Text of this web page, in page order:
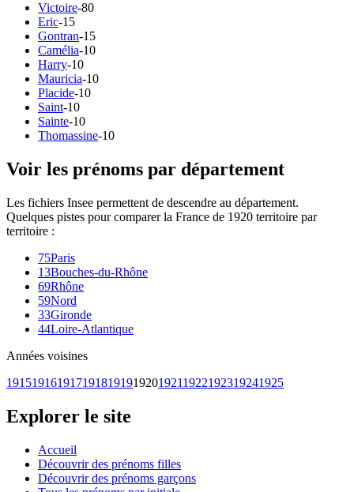
Victoire-80
Eric-15
Gontran-15
Camélia-10
Harry-10
Mauricia-10
Placide-10
Saint-10
Sainte-10
Thomassine-10
Voir les prénoms par département
Les fichiers Insee permettent de descendre au département.
Quelques pistes pour comparer la France de 1920 territoire par
territoire :
75Paris
13Bouches-du-Rhône
69Rhône
59Nord
33Gironde
44Loire-Atlantique
Années voisines
19151916191719181919192019211922192319241925
Explorer le site
Accueil
Découvrir des prénoms filles
Découvrir des prénoms garçons